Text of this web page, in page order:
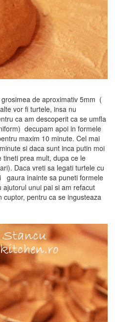
de aproximativ 5mm (
vor fi turtele, insa nu
ca am descoperit ca se umfla
decupam apoi in formele
maxim 10 minute. Cel mai
si daca sunt inca putin moi
prea mult, dupa ce le
Daca vreti sa legati turtele cu
gaura inainte sa puneti formele
unui pai si am refacut
pentru ca se ingusteaza